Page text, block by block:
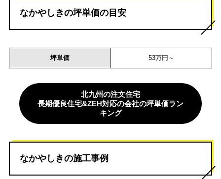
なかやしきの坪単価の目安
坪単価 53万円～
北九州の注文住宅
長期優良住宅&ZEH対応の会社の坪単価ラン
キング
なかやしきの施工事例